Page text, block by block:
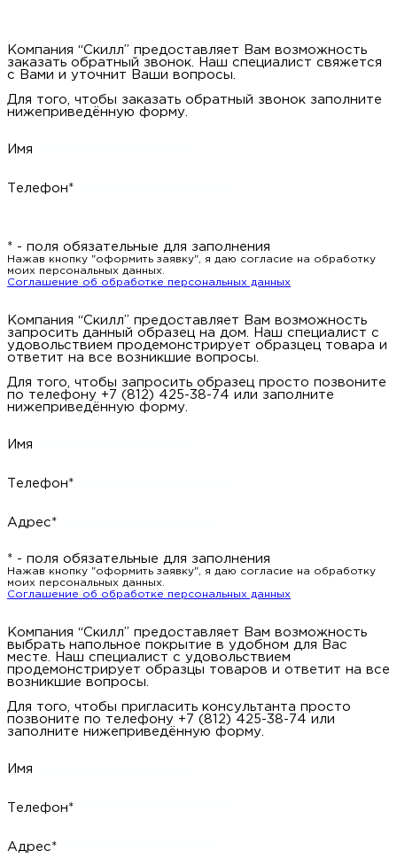
Компания “Скилл” предоставляет Вам возможность
заказать обратный звонок. Наш специалист свяжется
с Вами и уточнит Ваши вопросы.
Для того, чтобы заказать обратный звонок заполните
нижеприведённую форму.
Имя
Телефон*
* - поля обязательные для заполнения
Нажав кнопку "оформить заявку", я даю согласие на обработку
моих персональных данных.
Соглашение об обработке персональных данных
Компания “Скилл” предоставляет Вам возможность
запросить данный образец на дом. Наш специалист с
удовольствием продемонстрирует образцец товара и
ответит на все возникшие вопросы.
Для того, чтобы запросить образец просто позвоните
по телефону +7 (812) 425-38-74 или заполните
нижеприведённую форму.
Имя
Телефон*
Адрес*
* - поля обязательные для заполнения
Нажав кнопку "оформить заявку", я даю согласие на обработку
моих персональных данных.
Соглашение об обработке персональных данных
Компания “Скилл” предоставляет Вам возможность
выбрать напольное покрытие в удобном для Вас
месте. Наш специалист с удовольствием
продемонстрирует образцы товаров и ответит на все
возникшие вопросы.
Для того, чтобы пригласить консультанта просто
позвоните по телефону +7 (812) 425-38-74 или
заполните нижеприведённую форму.
Имя
Телефон*
Адрес*